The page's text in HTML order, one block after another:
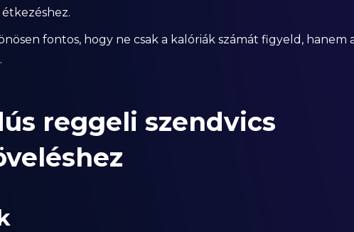
fontos, hogy ne csak a kalóriák számát figyeld, hanem
reggeli szendvics